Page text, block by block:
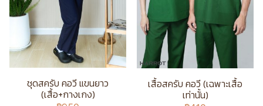
ชุดสครับ คอวี แขนยาว
(เสื้อ+กางเกง)
เสื้อสครับ คอวี (เฉพาะเสื้อ
เท่านั้น)